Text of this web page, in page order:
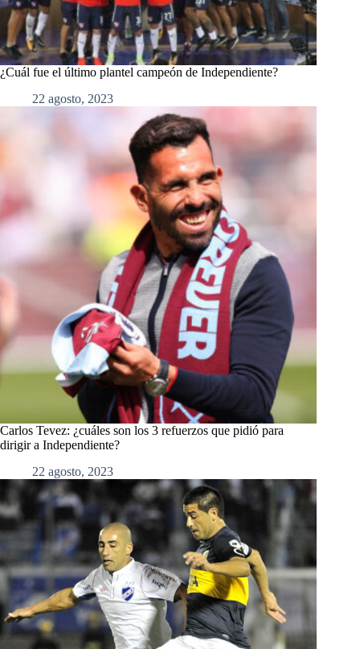
¿Cuál fue el último plantel campeón de Independiente?
22 agosto, 2023
Carlos Tevez: ¿cuáles son los 3 refuerzos que pidió para
dirigir a Independiente?
22 agosto, 2023